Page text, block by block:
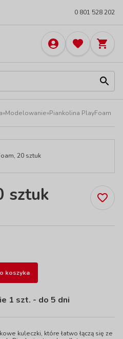
0 801 528 202
»Modelowanie»Piankolina PlayFoam
sztuk
koszyka
1 szt. - do 5 dni
kuleczki, które łatwo łączą się ze